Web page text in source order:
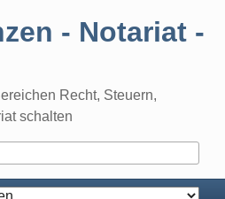
- Notariat -
Recht, Steuern,
schalten